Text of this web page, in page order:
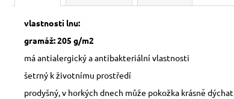
vlastnosti lnu:
gramáž: 205 g/m2
má antialergický a antibakteriální vlastnosti
šetrný k životnímu prostředí
prodyšný, v horkých dnech může pokožka krásně dýchat